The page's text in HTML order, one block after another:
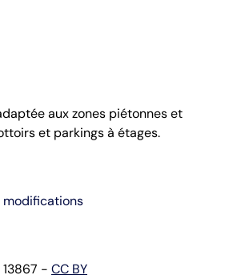
aux zones piétonnes et
et parkings à étages.
modifications
- CC BY